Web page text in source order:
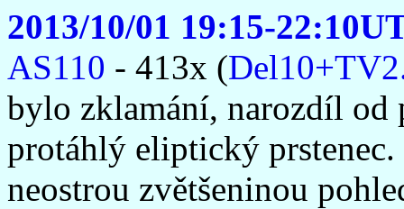
2013/10/01 19:15-
AS110 - 413x (
bylo zklamání, narozdíl od
protáhlý eliptický
neostrou zvětšeninou